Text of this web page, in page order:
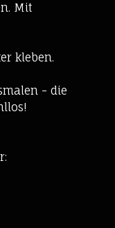
Mit
kleben.
- die